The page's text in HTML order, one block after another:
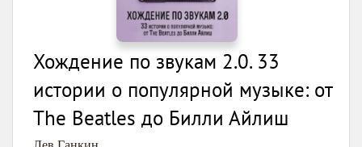
Хождение по звукам 2.0. 33
истории о популярной музыке: от
The Beatles до Билли Айлиш